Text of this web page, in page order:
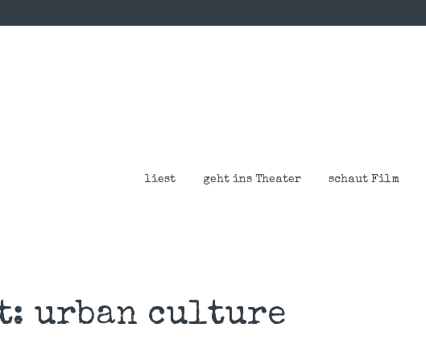
liest geht ins Theater schaut Film
urban culture